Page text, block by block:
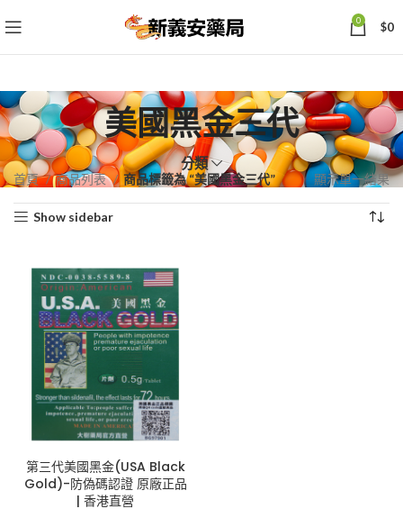
0 $0
美國黑金三代
分類
首頁 商品列表 商品標籤為 “美國黑金三代” 顯示單一結果
Show sidebar
第三代美國黑金(USA Black
Gold)-防偽碼認證 原廠正品
| 香港直營